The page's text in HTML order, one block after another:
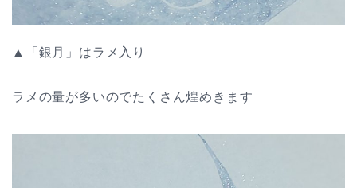
▲「銀月」はラメ入り
ラメの量が多いのでたくさん煌めきます